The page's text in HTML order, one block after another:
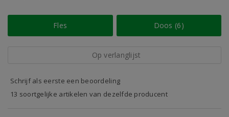
Fles Doos (6)
Op verlanglijst
Schrijf als eerste een beoordeling
13 soortgelijke artikelen van dezelfde producent